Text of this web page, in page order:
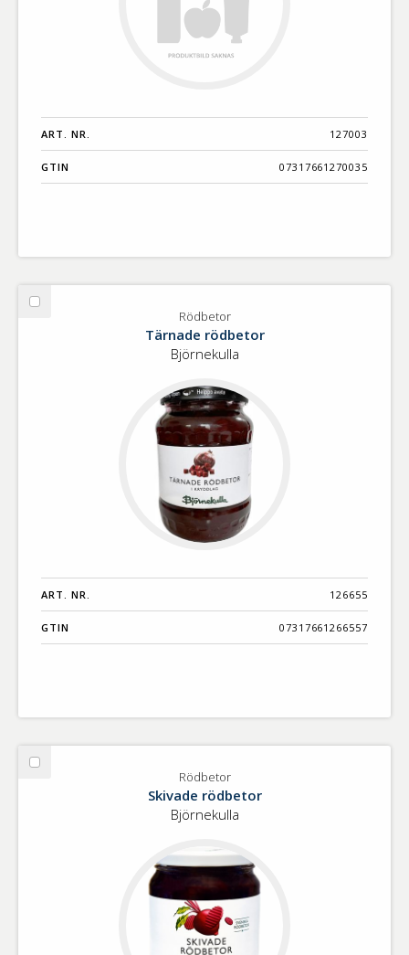
ART. NR. 127003
GTIN 07317661270035
Välj
Rödbetor
Tärnade rödbetor
Björnekulla
ART. NR. 126655
GTIN 07317661266557
Välj
Rödbetor
Skivade rödbetor
Björnekulla